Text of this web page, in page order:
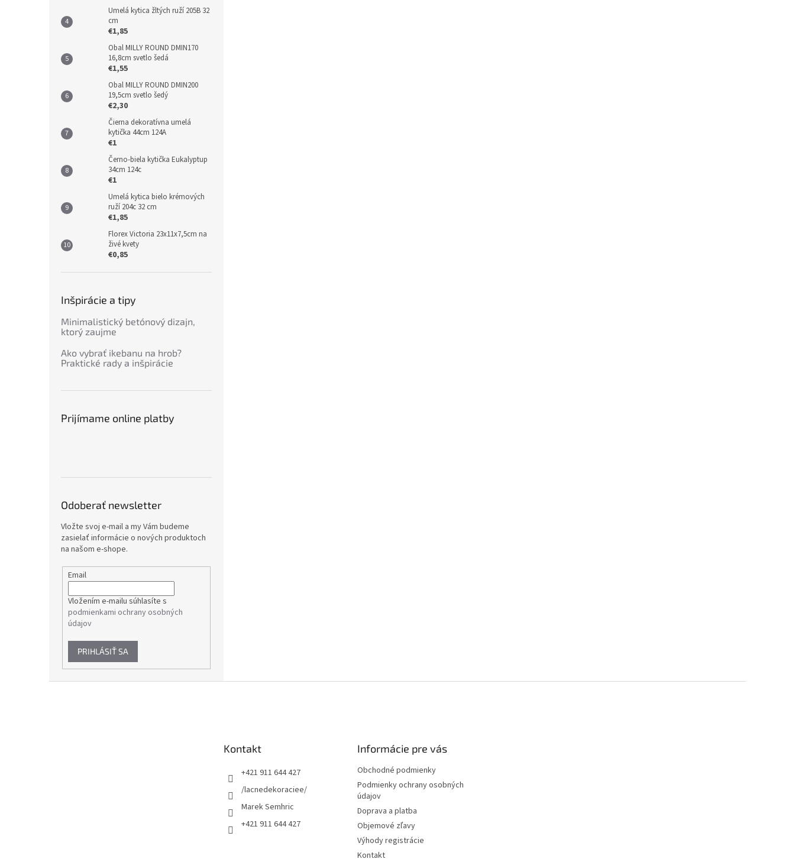
Umelá kytica žltých ruží 205B 32
cm
€1,85
Obal MILLY ROUND DMIN170
16,8cm svetlo šedá
€1,55
Obal MILLY ROUND DMIN200
19,5cm svetlo šedý
€2,30
Čierna dekoratívna umelá
kytička 44cm 124A
€1
Černo-biela kytička Eukalyptup
34cm 124c
€1
Umelá kytica bielo krémových
ruží 204c 32 cm
€1,85
Florex Victoria 23x11x7,5cm na
živé kvety
€0,85
Inšpirácie a tipy
Minimalistický betónový dizajn,
ktorý zaujme
Ako vybrať ikebanu na hrob?
Praktické rady a inšpirácie
Prijímame online platby
Odoberať newsletter
Vložte svoj e-mail a my Vám budeme
zasielať informácie o nových produktoch
na našom e-shope.
Email
Vložením e-mailu súhlasíte s
podmienkami ochrany osobných
údajov
PRIHLÁSIŤ SA
Kontakt
+421 911 644 427
/lacnedekoraciee/
Marek Semhric
+421 911 644 427
Informácie pre vás
Obchodné podmienky
Podmienky ochrany osobných
údajov
Doprava a platba
Objemové zľavy
Výhody registrácie
Kontakt